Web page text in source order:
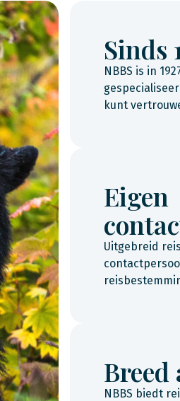
Sinds
NBBS is in
kunt
Eigen
Uitgebreid
Breed
NBBS biedt